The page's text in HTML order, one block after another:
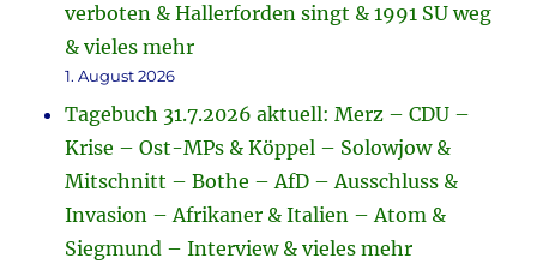
verboten & Hallerforden singt & 1991 SU weg
& vieles mehr
1. August 2026
Tagebuch 31.7.2026 aktuell: Merz – CDU –
Krise – Ost-MPs & Köppel – Solowjow &
Mitschnitt – Bothe – AfD – Ausschluss &
Invasion – Afrikaner & Italien – Atom &
Siegmund – Interview & vieles mehr